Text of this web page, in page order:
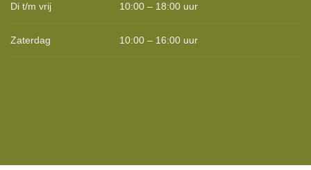
Di t/m vrij 10:00 – 18:00 uur
Zaterdag 10:00 – 16:00 uur